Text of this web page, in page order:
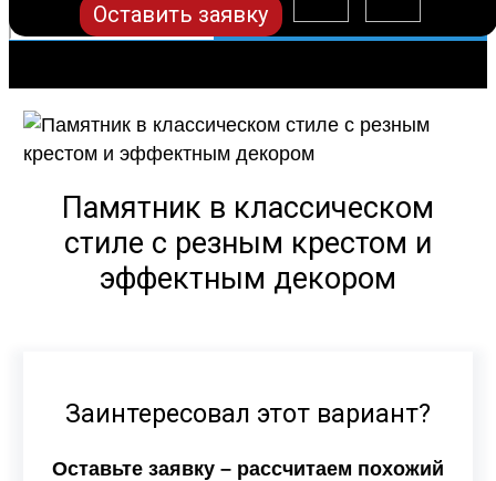
Оставить заявку
Памятник в классическом
стиле с резным крестом и
эффектным декором
Заинтересовал этот вариант?
Оставьте заявку – рассчитаем похожий